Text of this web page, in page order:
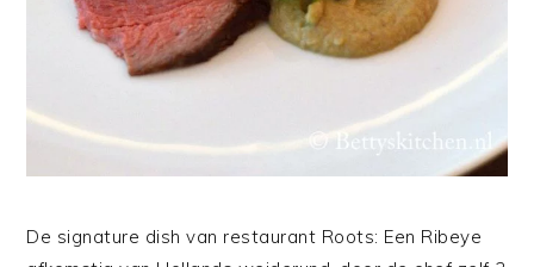
De signature dish van restaurant Roots: Een Ribeye